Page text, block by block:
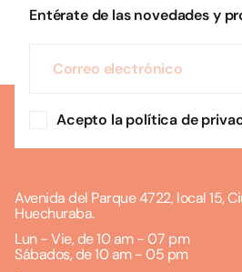
Entérate de las novedades y
Acepto la política de
Avenida del Parque 4722, local 15,
Huechuraba.
Lun - Vie, de 10 am - 07 pm
Sábados, de 10 am - 05 pm